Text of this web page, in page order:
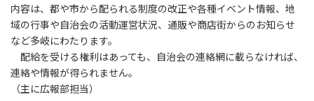
内容は、都や市から配られる制度の改正や各種イベント情報、地
域の行事や自治会の活動運営状況、通販や商店街からのお知らせ
など多岐にわたります。
配給を受ける権利はあっても、自治会の連絡網に載らなければ、
連絡や情報が得られません。
（主に広報部担当）